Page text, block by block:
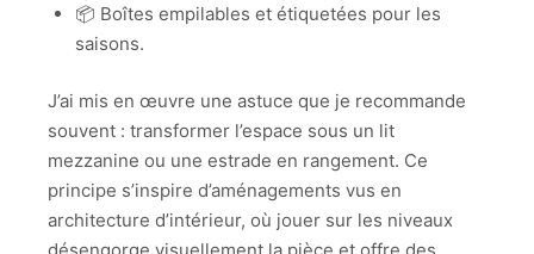
📦 Boîtes empilables et étiquetées pour les
saisons.
J’ai mis en œuvre une astuce que je recommande
souvent : transformer l’espace sous un lit
mezzanine ou une estrade en rangement. Ce
principe s’inspire d’aménagements vus en
architecture d’intérieur, où jouer sur les niveaux